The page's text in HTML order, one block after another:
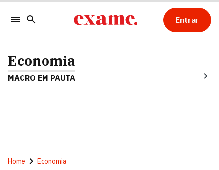
Entrar
Economia
MACRO EM PAUTA
Home Economia